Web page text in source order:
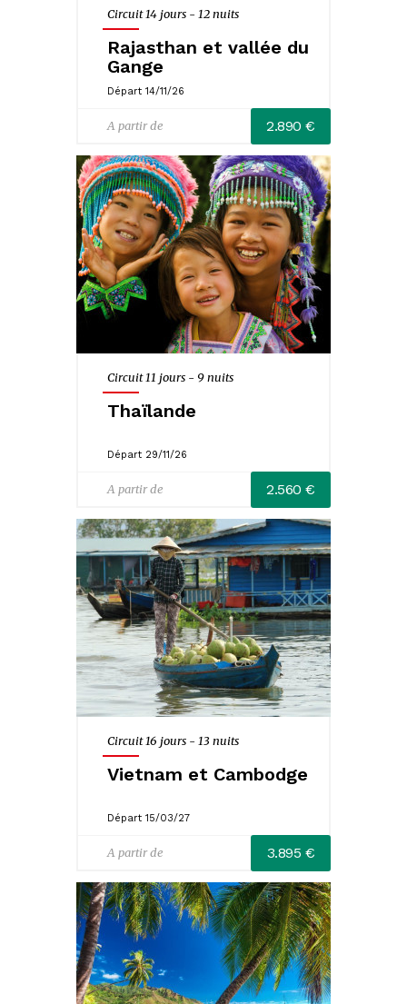
Circuit 14 jours - 12 nuits
Rajasthan et vallée du
Gange
Départ 14/11/26
A partir de 2.890 €
Circuit 11 jours - 9 nuits
Thaïlande
Départ 29/11/26
A partir de 2.560 €
Circuit 16 jours - 13 nuits
Vietnam et Cambodge
Départ 15/03/27
A partir de 3.895 €